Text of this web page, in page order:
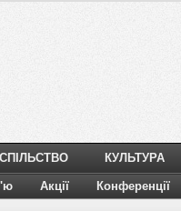
КУЛЬТУРА
Акції Конференції